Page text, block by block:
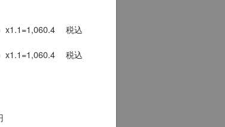
x1.1=1,060.4 税込
x1.1=1,060.4 税込